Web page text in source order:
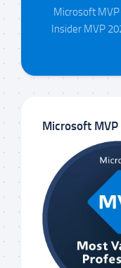
Microsoft
Insider MVP
Microsoft MVP